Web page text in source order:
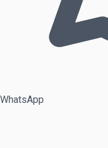
WhatsApp